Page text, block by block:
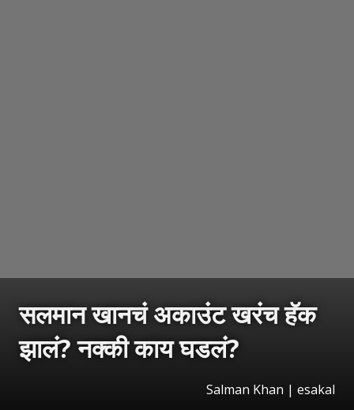
सलमान खानचं अकाउंट खरंच हॅक
झालं? नक्की काय घडलं?
Salman Khan | esakal